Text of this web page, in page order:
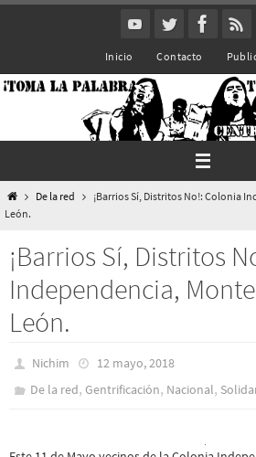
Inicio Contacto
InicioDe la red
¡Barrios Sí, Distritos No!: Colonia
León.
¡Barrios Sí, Distritos
Independencia,
León.
Nichim
12 mayo, 2018
De la red,Gentrificación, Nacional,